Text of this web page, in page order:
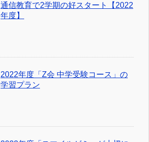
通信教育で2学期の好スタート【2022
年度】
2022年度「Z会 中学受験コース」の
学習プラン